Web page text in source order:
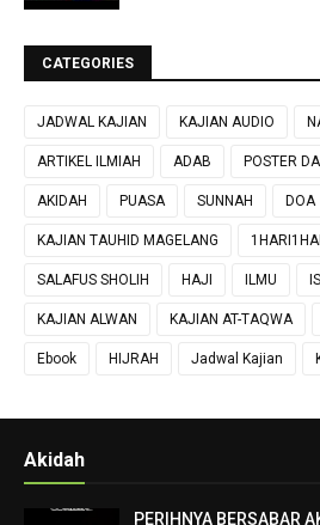
CATEGORIES
JADWAL KAJIAN KAJIAN AUDIO
ARTIKEL ILMIAH ADAB POSTER
AKIDAH PUASA SUNNAH DOA
KAJIAN TAUHID MAGELANG
SALAFUS SHOLIH HAJI ILMU
KAJIAN ALWAN KAJIAN AT-TAQWA
Ebook HIJRAH Jadwal Kajian
Akidah
PERIHNYA BERSABAR